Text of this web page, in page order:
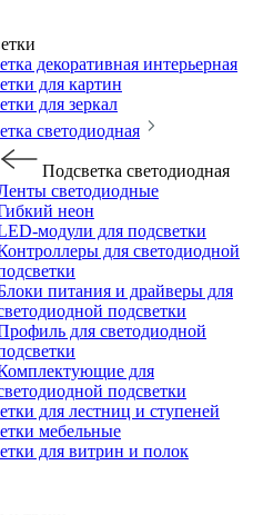
декоративная интерьерная
для картин
для зеркал
светодиодная
Подсветка светодиодная
светодиодные
неон
модули для подсветки
для светодиодной
питания и драйверы для
подсветки
для светодиодной
для
подсветки
для лестниц и ступеней
мебельные
для витрин и полок